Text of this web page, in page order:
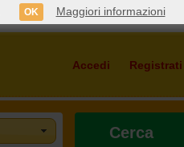
Accedi Registrati
Cerca
OK Maggiori informazioni